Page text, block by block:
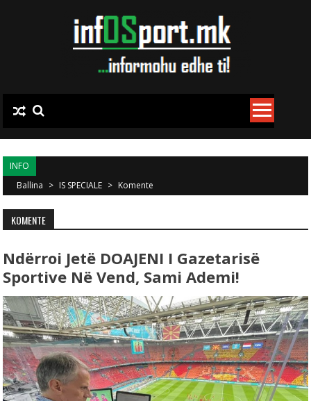
INFO
Ballina > IS SPECIALE > Komente
KOMENTE
Ndërroi Jetë DOAJENI I Gazetarisë
Sportive Në Vend, Sami Ademi!